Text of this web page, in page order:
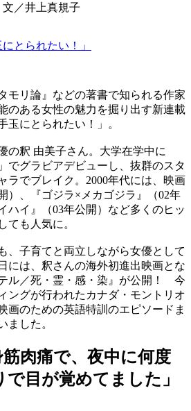
／井上真規子
とられたい！」
モリ論』などの著書で知られる作家
のある女性の魅力を掘り出す新連載
玉にとられたい！」。
の釈 由美子さん。大学在学中に
でグラビアデビューし、抜群のスタ
ラでブレイク。2000年代には、映画
）、『ゴジラ×メカゴジラ』（02年
ハイ』（03年公開）など多くのヒッ
ても人気に。
、子育てと両立しながら女優として
には、釈さんの海外初進出映画とな
ル／死・霊・感・染』が公開！ 今
ングが行われたカナダ・モントリオ
画のための英語特訓のエピソードま
ました。
筋肉痛で、夜中に何度
目が覚めてました」